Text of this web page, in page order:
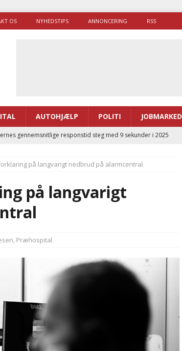
OS NYHEDSTIPS ANNONCERING RSS
AUTOHJÆLP POLITI JOBMARKED
gennemsnitlige responstid steg med 9 sekunder i 2025
af sygetransporttilladelser kan sende 400.000 kørsler over
og el-sygetransportvogn til Samsø
PRÆHOSPITAL
brugte lidt længere tid på at komme af sted i 2025
på langvarigt nedbrud på alarmcentral
på langvarigt
, Præhospital